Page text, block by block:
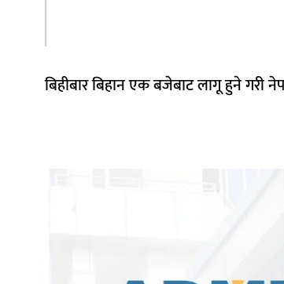
बिहीबार बिहान एक बजेबाट लागू हुने गरी